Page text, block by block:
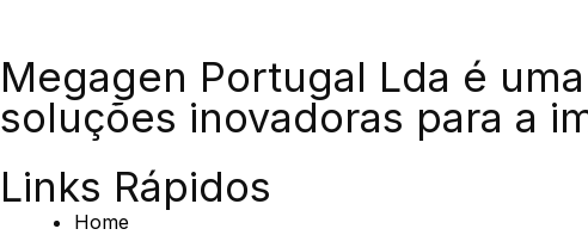
Megagen Portugal Lda é
soluções inovadoras para a
Links Rápidos
Home